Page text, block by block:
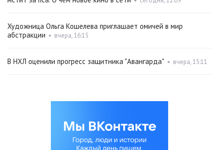
Художница Ольга Кошелева приглашает омичей в мир
абстракции • вчера, 16:15
В НХЛ оценили прогресс защитника "Авангарда" • вчера, 15:11